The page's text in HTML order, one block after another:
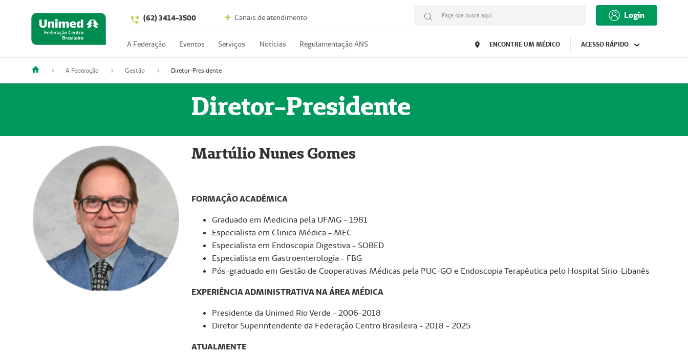
(62) 3414-3500 Canais de atendimento Faça sua busca aqui Login
A Federação Eventos Serviços Notícias Regulamentação ANS ENCONTRE UM MÉDICO ACESSO RÁPIDO
A Federação Gestão Diretor-Presidente
Diretor-Presidente
Martúlio Nunes Gomes
FORMAÇÃO ACADÊMICA
Graduado em Medicina pela UFMG - 1981
Especialista em Clinica Médica - MEC
Especialista em Endoscopia Digestiva - SOBED
Especialista em Gastroenterologia - FBG
Pós-graduado em Gestão de Cooperativas Médicas pela PUC-GO e Endoscopia Terapêutica pelo Hospital Sírio-Libanês
EXPERIÊNCIA ADMINISTRATIVA NA ÁREA MÉDICA
Presidente da Unimed Rio Verde - 2006-2018
Diretor Superintendente da Federação Centro Brasileira - 2018 - 2025
ATUALMENTE